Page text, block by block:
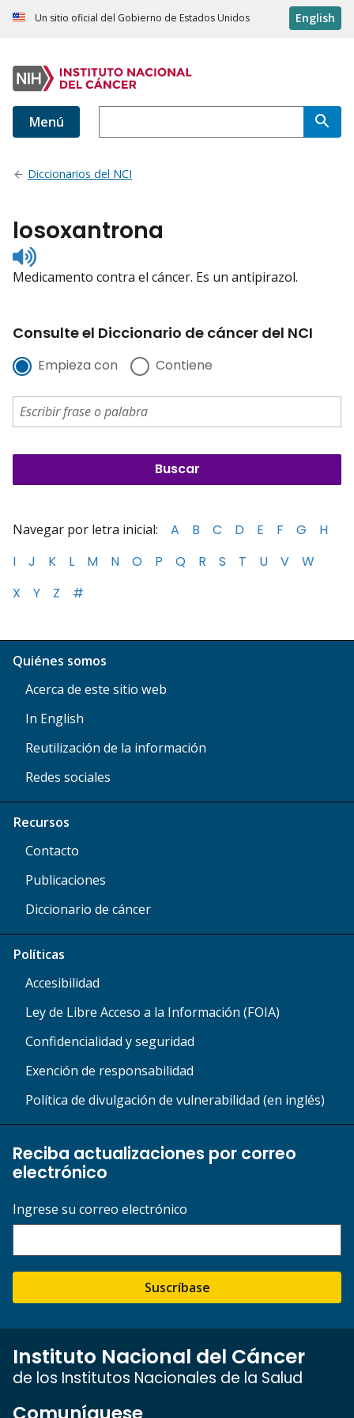
Un sitio oficial del Gobierno de Estados Unidos English
Menú
Diccionarios del NCI
losoxantrona
Listen
to
pronunciation
Medicamento contra el cáncer. Es un antipirazol.
Consulte el Diccionario de cáncer del NCI
Empieza con Contiene
Navegar por letra inicial: A B C D E F G
H
I
J K L M N O P Q R S T U V
W
X
Y Z #
Quiénes somos
Acerca de este sitio web
In English
Reutilización de la información
Redes sociales
Recursos
Contacto
Publicaciones
Diccionario de cáncer
Políticas
Accesibilidad
Ley de Libre Acceso a la Información (FOIA)
Confidencialidad y seguridad
Exención de responsabilidad
Política de divulgación de vulnerabilidad (en inglés)
Reciba actualizaciones por correo
electrónico
Ingrese su correo electrónico
Suscríbase
Instituto Nacional del Cáncer
de los Institutos Nacionales de la Salud